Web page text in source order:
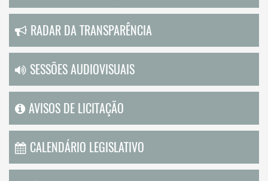
RADAR DA TRANSPARÊNCIA
SESSÕES AUDIOVISUAIS
AVISOS DE LICITAÇÃO
CALENDÁRIO LEGISLATIVO